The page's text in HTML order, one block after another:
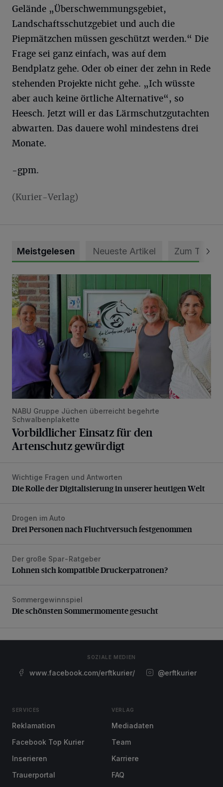
Gelände „Überschwemmungsgebiet,
Landschaftsschutzgebiet und auch die
Piepmätzchen müssen geschützt werden.“ Die
Frage sei ganz einfach, was auf dem
Bendplatz gehe. Oder ob einer der zehn in Rede
stehenden Projekte nicht gehe. „Ich wüsste
aber auch keine örtliche Alternative“, so
Heesch. Jetzt will er das Lärmschutzgutachten
abwarten. Das dauere wohl mindestens drei
Monate.
-gpm.
(Kurier-Verlag)
Meistgelesen Neueste Artikel Zum Thema
Vorbildlicher Einsatz für den Artenschutz gewürdigt
NABU Gruppe Jüchen überreicht begehrte
Schwalbenplakette
Vorbildlicher Einsatz für den
Artenschutz gewürdigt
Die Rolle der Digitalisierung in unserer heutigen Welt
Wichtige Fragen und Antworten
Die Rolle der Digitalisierung in unserer heutigen Welt
Drei Personen nach Fluchtversuch festgenommen
Drogen im Auto
Drei Personen nach Fluchtversuch festgenommen
Lohnen sich kompatible Druckerpatronen?
Der große Spar-Ratgeber
Lohnen sich kompatible Druckerpatronen?
Die schönsten Sommermomente gesucht
Sommergewinnspiel
Die schönsten Sommermomente gesucht
SOZIALE MEDIEN
www.facebook.com/erftkurier/ @erftkurier
SERVICES
Reklamation
Facebook Top Kurier
Inserieren
Trauerportal
VERLAG
Mediadaten
Team
Karriere
FAQ